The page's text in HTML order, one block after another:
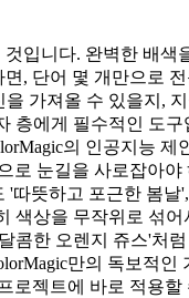
입니다. 완벽한 배색
, 단어 몇 개만으로
가져올 수 있을지,
층에게 필수적인 도
의 인공지능
눈길을 사로잡아
뜻하고 포근한 봄
색상을 무작위로 섞
콤한 오렌지 쥬스'처
만의 독보적인
젝트에 바로 적용